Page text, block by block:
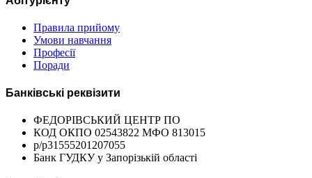
Правила прийому
Умови навчання
Професії
Поради
Банківські реквізити
ФЕДОРІВСЬКИЙ ЦЕНТР ПО
КОД ОКПО 02543822 МФО 813015
р/р31555201207055
Банк ГУДКУ у Запорізькій області